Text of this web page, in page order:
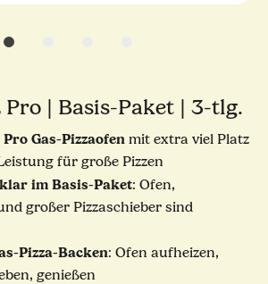
Pro | Basis-Paket | 3-tlg.
Gas-Pizzaofen mit extra viel Platz
für große Pizzen
im Basis-Paket: Ofen,
großer Pizzaschieber sind
Pizza-Backen: Ofen aufheizen,
genießen